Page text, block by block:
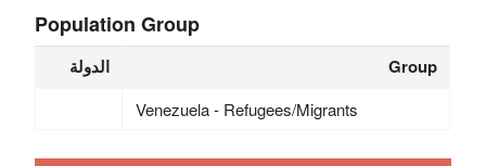
Population Group
الدولة Group
Venezuela - Refugees/Migrants